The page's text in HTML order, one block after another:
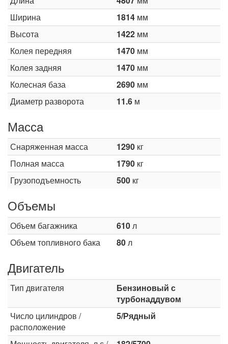
Ширина
1814 мм
Высота
1422 мм
Колея передняя
1470 мм
Колея задняя
1470 мм
Колесная база
2690 мм
Диаметр разворота
11.6 м
Масса
Снаряженная масса 1290 кг
Полная масса
1790 кг
Грузоподъемность
500 кг
Объемы
Объем багажника 610л
Объем топливного бака
80л
Двигатель
Тип двигателя
Бензиновый с
турбонаддувом
Число цилиндров /
расположение
5/Рядный